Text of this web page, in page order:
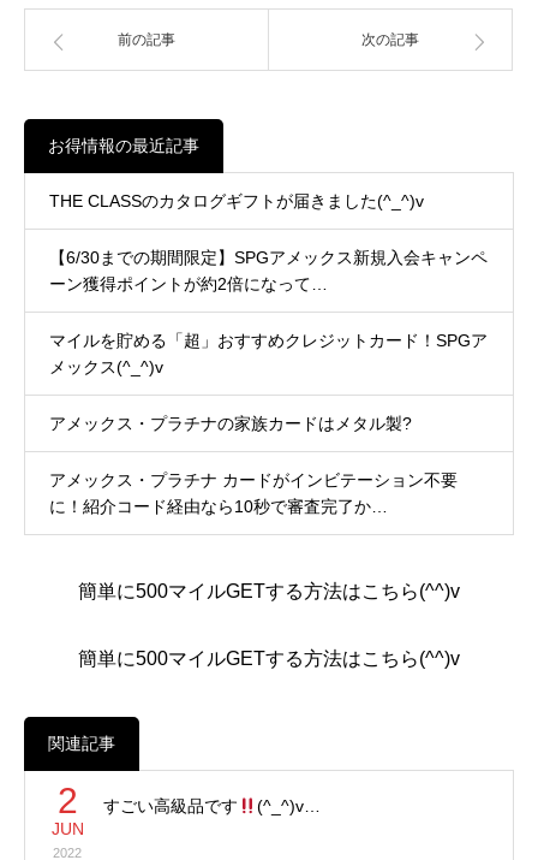
前の記事 次の記事
お得情報の最近記事
THE CLASSのカタログギフトが届きました(^_^)v
【6/30までの期間限定】SPGアメックス新規入会キャンペ
ーン獲得ポイントが約2倍になって…
マイルを貯める「超」おすすめクレジットカード！SPGア
メックス(^_^)v
アメックス・プラチナの家族カードはメタル製?
アメックス・プラチナ カードがインビテーション不要
に！紹介コード経由なら10秒で審査完了か…
簡単に500マイルGETする方法はこちら(^^)v
簡単に500マイルGETする方法はこちら(^^)v
関連記事
2
JUN
2022
すごい高級品です (^_^)v…